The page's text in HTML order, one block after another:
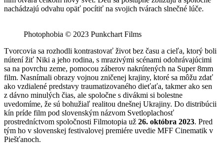
nachádzajú odvahu opäť pocítiť na svojich tvárach slnečné lúče.
Photophobia © 2023 Punkchart Films
Tvorcovia sa rozhodli kontrastovať život bez času a cieľa, ktorý boli
nútení žiť Niki a jeho rodina, s mrazivými scénami odohrávajúcimi
sa na povrchu zeme, pomocou záberov nakrútených na Super 8mm
film. Nasnímali obrazy vojnou zničenej krajiny, ktoré sa môžu zdať
ako vzdialené predstavy traumatizovaného dieťaťa, takmer ako sen
z dávno minulých čias, ale spoločne s divákmi si bolestne
uvedomíme, že sú bohužiaľ realitou dnešnej Ukrajiny. Do distribúcii
kín príde film pod slovenským názvom Svetloplachosť
prostredníctvom spoločnosti Filmotopia už 26. októbra 2023. Pred
tým ho v slovenskej festivalovej premiére uvedie MFF Cinematik v
Piešťanoch.